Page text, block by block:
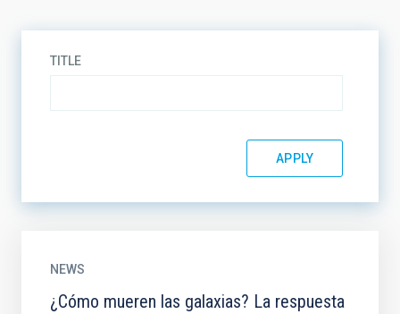
TITLE
NEWS
¿Cómo mueren las galaxias? La respuesta